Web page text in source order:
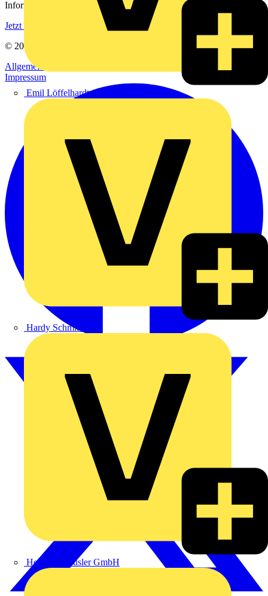
Emil Löffelhardt GmbH & Co. KG
Hardy Schmitz
Heinrich Häusler GmbH
Informationen aus der Elektroindustrie.
Jetzt registrieren
© 2002-
Allgemeine Geschäftsbedingungen
Impressum